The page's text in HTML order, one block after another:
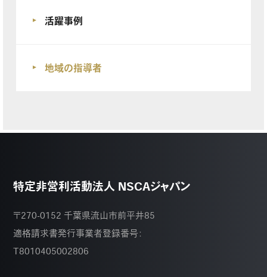
活躍事例
地域の指導者
特定非営利活動法人 NSCAジャパン
〒270-0152 千葉県流山市前平井85
適格請求書発行事業者登録番号：
T8010405002806